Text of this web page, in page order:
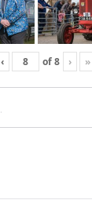
‹ of8 › »